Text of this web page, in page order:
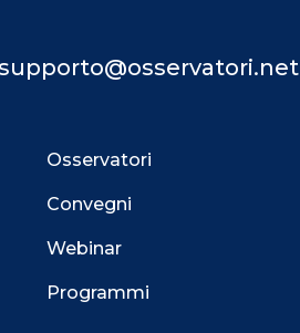
Osservatori
Convegni
Webinar
Programmi